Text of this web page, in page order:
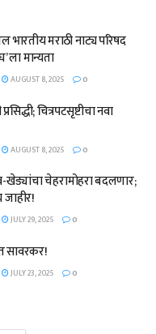
मराठी नाट्य परिषद
ला मान्यता
AUGUST 8, 2025 0
चित्रपटसृष्टीचा नवा
AUGUST 8, 2025 0
चेहरामोहरा बदलणार;
JULY 29, 2025 0
सावरकर!
JULY 23, 2025 0